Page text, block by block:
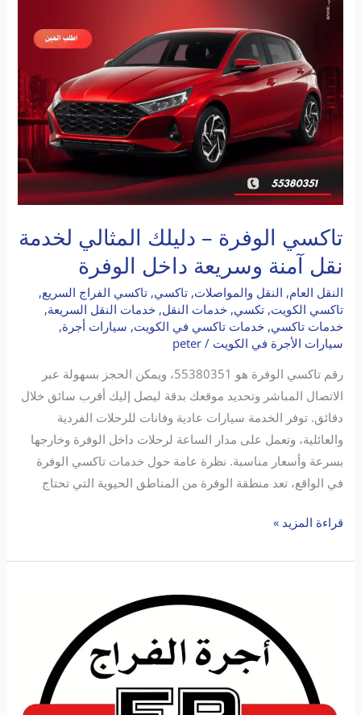
تاكسي الوفرة – دليلك المثالي لخدمة
نقل آمنة وسريعة داخل الوفرة
النقل العام, النقل والمواصلات,تاكسي,تاكسي الفراج السريع,
تاكسي الكويت,تكسي,خدمات النقل,خدمات النقل السريعة,
خدمات تاكسي,خدمات تاكسي في الكويت, سيارات أجرة,
سيارات الأجرة في الكويت /
peter
رقم تاكسي الوفرة هو 55380351، ويمكن الحجز بسهولة عبر
الاتصال المباشر وتحديد موقعك بدقة ليصل إليك أقرب سائق خلال
دقائق. توفر الخدمة سيارات عادية وفانات للرحلات الفردية
والعائلية، وتعمل على مدار الساعة لرحلات داخل الوفرة وخارجها
بسرعة وأسعار مناسبة. نظرة عامة حول خدمات تاكسي الوفرة
في الواقع، تعد منطقة الوفرة من المناطق الحيوية التي تحتاج
نقل
وسريعة
داخل
الوفرة
قراءة المزيد »